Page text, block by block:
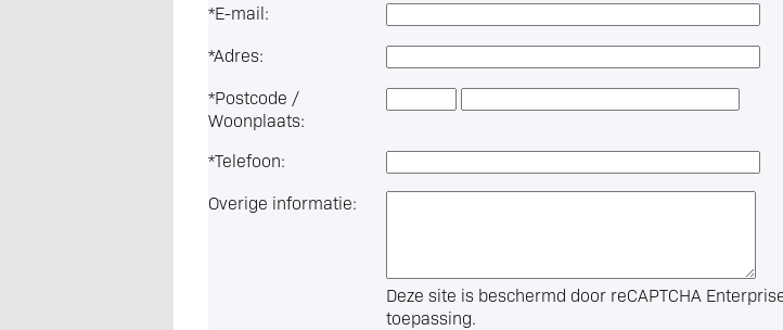
*E-mail:
*Adres:
*Postcode /
Woonplaats:
*Telefoon:
Overige informatie:
Deze site is beschermd door reCAPTCHA
toepassing.